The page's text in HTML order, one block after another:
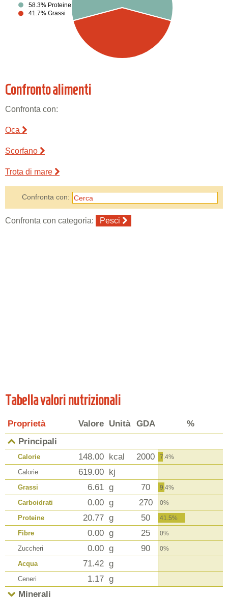
58.3% Proteine
41.7% Grassi
Confronto alimenti
Confronta con:
Oca
Scorfano
Trota di mare
Confronta con:
Confronta con categoria: Pesci
Tabella valori nutrizionali
Proprietà Valore Unità GDA
%
Principali
Calorie 148.00 kcal 2000 7.4%
Calorie 619.00 kj
Grassi 6.61 g 70 9.4%
Carboidrati 0.00 g 270 0%
Proteine 20.77 g 50 41.5%
Fibre 0.00 g 25 0%
Zuccheri 0.00 g 90 0%
Acqua 71.42 g
Ceneri 1.17 g
Minerali